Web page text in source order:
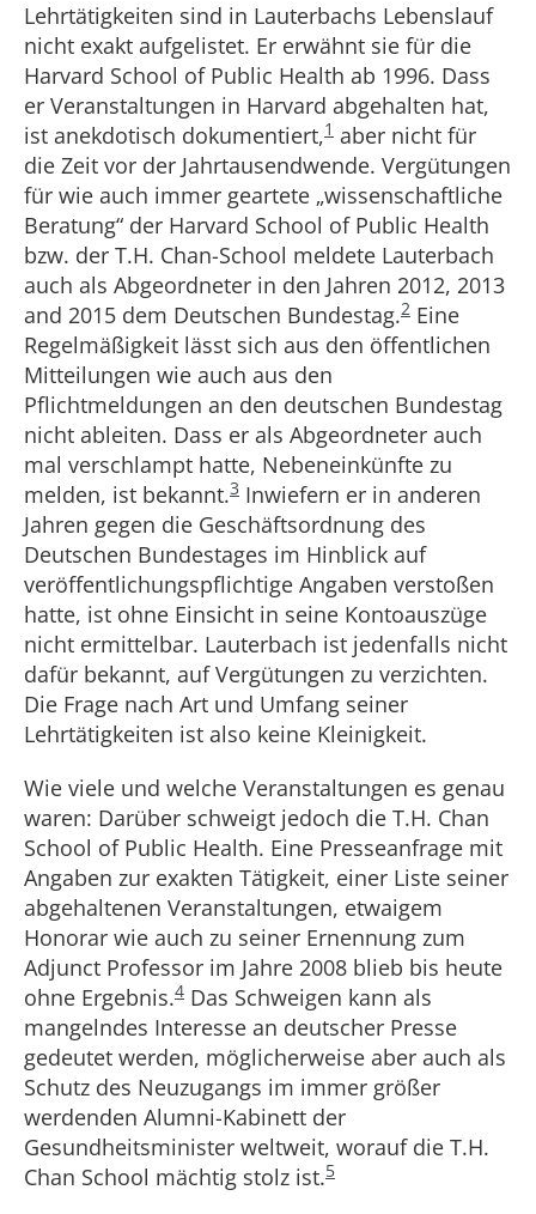
Lehrtätigkeiten sind in Lauterbachs Lebenslauf
nicht exakt aufgelistet. Er erwähnt sie für die
Harvard School of Public Health ab 1996. Dass
er Veranstaltungen in Harvard abgehalten hat,
ist anekdotisch dokumentiert,1 aber nicht für
die Zeit vor der Jahrtausendwende. Vergütungen
für wie auch immer geartete „wissenschaftliche
Beratung“ der Harvard School of Public Health
bzw. der T.H. Chan-School meldete Lauterbach
auch als Abgeordneter in den Jahren 2012, 2013
and 2015 dem Deutschen Bundestag.2 Eine
Regelmäßigkeit lässt sich aus den öffentlichen
Mitteilungen wie auch aus den
Pflichtmeldungen an den deutschen Bundestag
nicht ableiten. Dass er als Abgeordneter auch
mal verschlampt hatte, Nebeneinkünfte zu
melden, ist bekannt.3 Inwiefern er in anderen
Jahren gegen die Geschäftsordnung des
Deutschen Bundestages im Hinblick auf
veröffentlichungspflichtige Angaben verstoßen
hatte, ist ohne Einsicht in seine Kontoauszüge
nicht ermittelbar. Lauterbach ist jedenfalls nicht
dafür bekannt, auf Vergütungen zu verzichten.
Die Frage nach Art und Umfang seiner
Lehrtätigkeiten ist also keine Kleinigkeit.
Wie viele und welche Veranstaltungen es genau
waren: Darüber schweigt jedoch die T.H. Chan
School of Public Health. Eine Presseanfrage mit
Angaben zur exakten Tätigkeit, einer Liste seiner
abgehaltenen Veranstaltungen, etwaigem
Honorar wie auch zu seiner Ernennung zum
Adjunct Professor im Jahre 2008 blieb bis heute
ohne Ergebnis.4 Das Schweigen kann als
mangelndes Interesse an deutscher Presse
gedeutet werden, möglicherweise aber auch als
Schutz des Neuzugangs im immer größer
werdenden Alumni-Kabinett der
Gesundheitsminister weltweit, worauf die T.H.
Chan School mächtig stolz ist.5